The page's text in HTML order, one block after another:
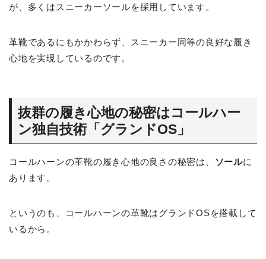
が、多くはスニーカーソールを採用しています。
革靴であるにもかかわらず、スニーカー同等の良好な履き
心地を実現しているのです。
抜群の履き心地の秘密はコールハー
ン独自技術「グランドOS」
コールハーンの革靴の履き心地の良さの秘密は、 ソールに
あります。
というのも、コールハーンの革靴はグランドOSを搭載して
いるから。